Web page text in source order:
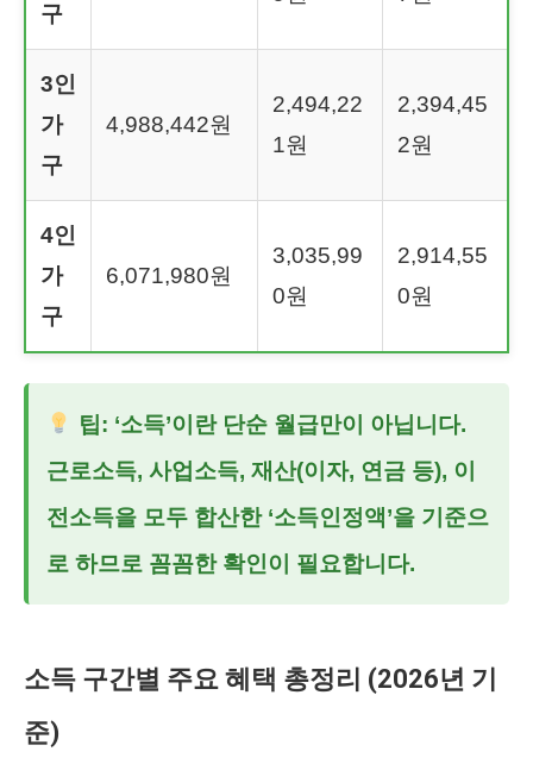
구
3인
가
구
4,988,442원
2,494,22
1원
2,394,45
2원
4인
가
구
6,071,980원
3,035,99
0원
2,914,55
0원
팁: ‘소득’이란 단순 월급만이 아닙니다.
근로소득, 사업소득, 재산(이자, 연금 등), 이
전소득을 모두 합산한 ‘소득인정액’을 기준으
로 하므로 꼼꼼한 확인이 필요합니다.
소득 구간별 주요 혜택 총정리 (2026년 기
준)